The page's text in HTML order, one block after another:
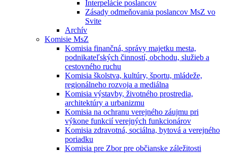
Interpelácie poslancov
Zásady odmeňovania poslancov MsZ vo
Svite
Archív
Komisie MsZ
Komisia finančná, správy majetku mesta,
podnikateľských činností, obchodu, služieb a
cestovného ruchu
Komisia školstva, kultúry, športu, mládeže,
regionálneho rozvoja a mediálna
Komisia výstavby, životného prostredia,
architektúry a urbanizmu
Komisia na ochranu verejného záujmu pri
výkone funkcií verejných funkcionárov
Komisia zdravotná, sociálna, bytová a verejného
poriadku
Komisia pre Zbor pre občianske záležitosti